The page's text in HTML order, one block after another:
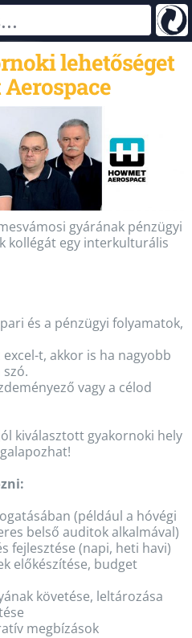
lehetőséget
gyárának pénzügyi
kollégát egy interkulturális
és a pénzügyi folyamatok,
t, akkor is ha nagyobb
vagy a célod
kiválasztott gyakornoki hely
(például a hóvégi
belső auditok alkalmával)
fejlesztése (napi, heti havi)
előkészítése, budget
követése, leltározása
megbízások